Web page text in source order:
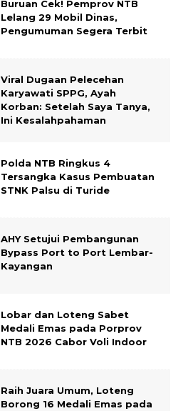
Buruan Cek! Pemprov NTB
Lelang 29 Mobil Dinas,
Pengumuman Segera Terbit
Viral Dugaan Pelecehan
Karyawati SPPG, Ayah
Korban: Setelah Saya Tanya,
Ini Kesalahpahaman
Polda NTB Ringkus 4
Tersangka Kasus Pembuatan
STNK Palsu di Turide
AHY Setujui Pembangunan
Bypass Port to Port Lembar-
Kayangan
Lobar dan Loteng Sabet
Medali Emas pada Porprov
NTB 2026 Cabor Voli Indoor
Raih Juara Umum, Loteng
Borong 16 Medali Emas pada